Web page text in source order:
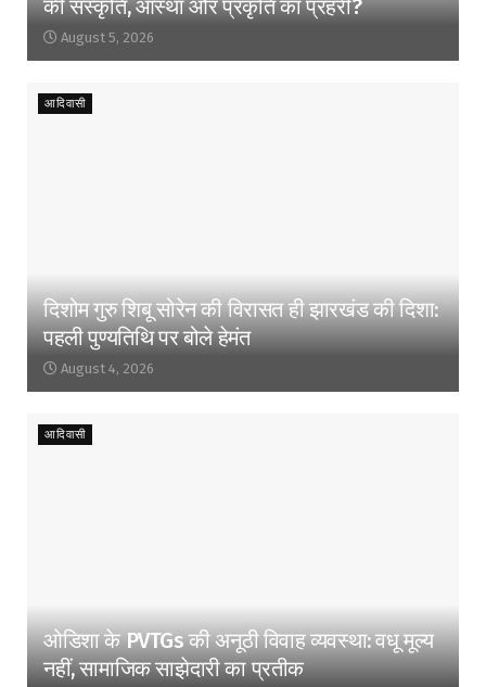
की संस्कृति, आस्था और प्रकृति का प्रहरी?
August 5, 2026
आदिवासी
दिशोम गुरु शिबू सोरेन की विरासत ही झारखंड की दिशा:
पहली पुण्यतिथि पर बोले हेमंत
August 4, 2026
आदिवासी
ओडिशा के PVTGs की अनूठी विवाह व्यवस्था: वधू मूल्य
नहीं, सामाजिक साझेदारी का प्रतीक